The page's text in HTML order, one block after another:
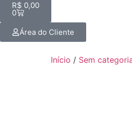
R$ 0,00
0
Área do Cliente
Início / Sem